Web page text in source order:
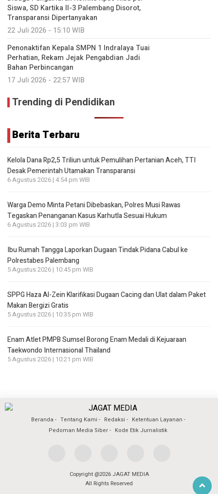
Siswa, SD Kartika II-3 Palembang Disorot,
Transparansi Dipertanyakan
22 Juli 2026 - 15:10 WIB
Penonaktifan Kepala SMPN 1 Indralaya Tuai
Perhatian, Rekam Jejak Pengabdian Jadi
Bahan Perbincangan
17 Juli 2026 - 22:57 WIB
Trending di Pendidikan
Berita Terbaru
Kelola Dana Rp2,5 Triliun untuk Pemulihan Pertanian Aceh, TTI
Desak Pemerintah Utamakan Transparansi
6 Agustus 2026 | 4:54 pm WIB
Warga Demo Minta Petani Dibebaskan, Polres Musi Rawas
Tegaskan Penanganan Kasus Karhutla Sesuai Hukum
6 Agustus 2026 | 3:03 pm WIB
Ibu Rumah Tangga Laporkan Dugaan Tindak Pidana Cabul ke
Polrestabes Palembang
5 Agustus 2026 | 10:45 pm WIB
SPPG Haza Al-Zein Klarifikasi Dugaan Cacing dan Ulat dalam Paket
Makan Bergizi Gratis
5 Agustus 2026 | 10:35 pm WIB
Enam Atlet PMPB Sumsel Borong Enam Medali di Kejuaraan
Taekwondo Internasional Thailand
5 Agustus 2026 | 10:21 pm WIB
Beranda Tentang Kami Redaksi
Ketentuan Layanan
Pedoman Media Siber
Kode Etik Jurnalistik
Copyright @2026 JAGAT MEDIA
All Rights Reserved